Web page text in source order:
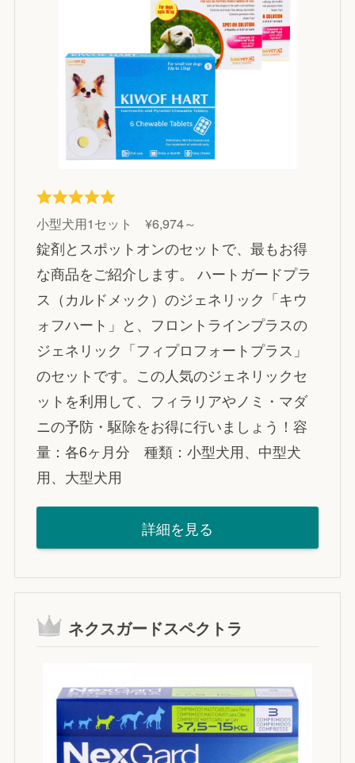
小型犬用1セット ¥6,974～
錠剤とスポットオンのセットで、最もお得
な商品をご紹介します。 ハートガードプラ
ス（カルドメック）のジェネリック「キウ
ォフハート」と、フロントラインプラスの
ジェネリック「フィプロフォートプラス」
のセットです。この人気のジェネリックセ
ットを利用して、フィラリアやノミ・マダ
ニの予防・駆除をお得に行いましょう！容
量：各6ヶ月分 種類：小型犬用、中型犬
用、大型犬用
詳細を見る
ネクスガードスペクトラ